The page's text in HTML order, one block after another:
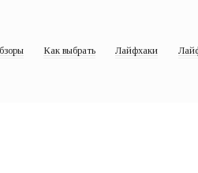
Как выбрать Лайфхаки